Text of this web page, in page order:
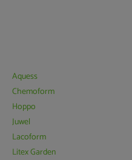
Aquess
Chemoform
Hoppo
Juwel
Lacoform
Litex Garden